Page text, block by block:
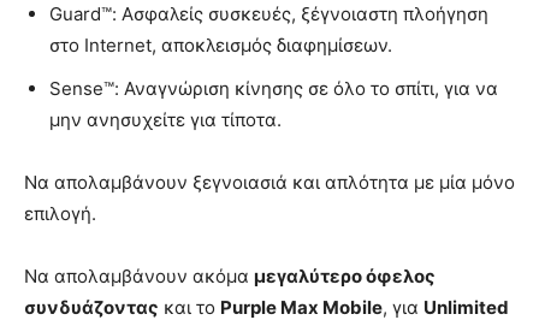
Guard™: Ασφαλείς συσκευές, ξέγνοιαστη πλοήγηση
στο Internet, αποκλεισμός διαφημίσεων.
Sense™: Αναγνώριση κίνησης σε όλο το σπίτι, για να
μην ανησυχείτε για τίποτα.
Να απολαμβάνουν ξεγνοιασιά και απλότητα με μία μόνο
επιλογή.
Να απολαμβάνουν ακόμα μεγαλύτερο όφελος
συνδυάζοντας και το Purple Max Mobile, για Unlimited